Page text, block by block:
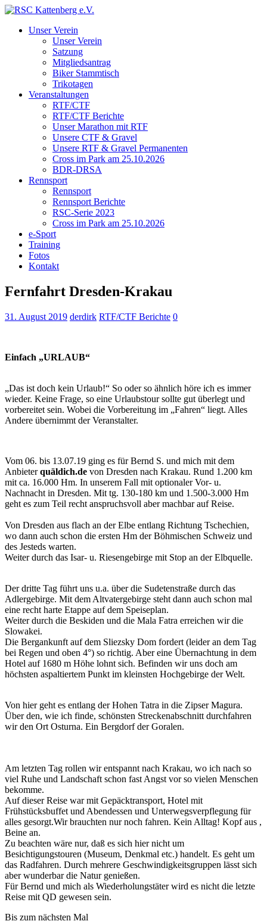
Unser Verein
Unser Verein
Satzung
Mitgliedsantrag
Biker Stammtisch
Trikotagen
Veranstaltungen
RTF/CTF
RTF/CTF Berichte
Unser Marathon mit RTF
Unsere CTF & Gravel
Unsere RTF & Gravel Permanenten
Cross im Park am 25.10.2026
BDR-DRSA
Rennsport
Rennsport
Rennsport Berichte
RSC-Serie 2023
Cross im Park am 25.10.2026
e-Sport
Training
Fotos
Kontakt
Fernfahrt Dresden-Krakau
31. August 2019 derdirk RTF/CTF Berichte 0
Einfach „URLAUB“
„Das ist doch kein Urlaub!“ So oder so ähnlich höre ich es immer
wieder. Keine Frage, so eine Urlaubstour sollte gut überlegt und
vorbereitet sein. Wobei die Vorbereitung im „Fahren“ liegt. Alles
Andere übernimmt der Veranstalter.
Vom 06. bis 13.07.19 ging es für Bernd S. und mich mit dem
Anbieterquäldich.de von Dresden nach Krakau. Rund 1.200 km
mit ca. 16.000 Hm. In unserem Fall mit optionaler Vor- u.
Nachnacht in Dresden. Mit tg. 130-180 km und 1.500-3.000 Hm
geht es zum Teil recht anspruchsvoll aber machbar auf Reise.
Von Dresden aus flach an der Elbe entlang Richtung Tschechien,
wo dann auch schon die ersten Hm der Böhmischen Schweiz und
des Jesteds warten.
Weiter durch das Isar- u. Riesengebirge mit Stop an der Elbquelle.
Der dritte Tag führt uns u.a. über die Sudetenstraße durch das
Adlergebirge. Mit dem Altvatergebirge steht dann auch schon mal
eine recht harte Etappe auf dem Speiseplan.
Weiter durch die Beskiden und die Mala Fatra erreichen wir die
Slowakei.
Die Bergankunft auf dem Sliezsky Dom fordert (leider an dem Tag
bei Regen und oben 4°) so richtig. Aber eine Übernachtung in dem
Hotel auf 1680 m Höhe lohnt sich. Befinden wir uns doch am
höchsten aspaltiertem Punkt im kleinsten Hochgebirge der Welt.
Von hier geht es entlang der Hohen Tatra in die Zipser Magura.
Über den, wie ich finde, schönsten Streckenabschnitt durchfahren
wir den Ort Osturna. Ein Bergdorf der Goralen.
Am letzten Tag rollen wir entspannt nach Krakau, wo ich nach so
viel Ruhe und Landschaft schon fast Angst vor so vielen Menschen
bekomme.
Auf dieser Reise war mit Gepäcktransport, Hotel mit
Frühstücksbuffet und Abendessen und Unterwegsverpflegung für
alles gesorgt.Wir brauchten nur noch fahren. Kein Alltag! Kopf aus ,
Beine an.
Zu beachten wäre nur, daß es sich hier nicht um
Besichtigungstouren (Museum, Denkmal etc.) handelt. Es geht um
das Radfahren. Durch mehrere Geschwindigkeitsgruppen lässt sich
aber wunderbar die Natur genießen.
Für Bernd und mich als Wiederholungstäter wird es nicht die letzte
Reise mit QD gewesen sein.
Bis zum nächsten Mal